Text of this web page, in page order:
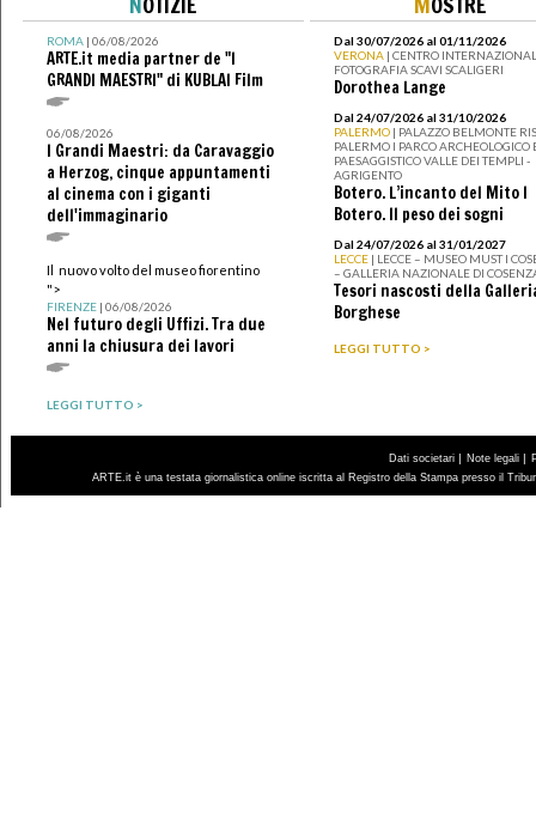
ROMA| 06/08/2026
ARTE.it media partner de "I
GRANDI MAESTRI" di KUBLAI Film
06/08/2026
I Grandi Maestri: da Caravaggio
a Herzog, cinque appuntamenti
al cinema con i giganti
dell'immaginario
Il nuovo volto del museo fiorentino
">
FIRENZE| 06/08/2026
Nel futuro degli Uffizi. Tra due
anni la chiusura dei lavori
LEGGI TUTTO >
Dal 30/07/2026 al 01/11/2026
VERONA | CENTRO
FOTOGRAFIA SCAVI SCALIGERI
Dorothea Lange
Dal 24/07/2026 al 31/10/2026
PALERMO | PALAZZO BELMONTE
PALERMO I PARCO ARCHEOLOGICO
PAESAGGISTICO VALLE DEI TEMPLI -
AGRIGENTO
Botero. L’incanto del Mito I
Botero. Il peso dei sogni
Dal 24/07/2026 al 31/01/2027
LECCE | LECCE – MUSEO MUST I
– GALLERIA NAZIONALE DI
Tesori nascosti della
Borghese
LEGGI TUTTO >
Dati societari Note legali
ARTE.it è una testata giornalistica online iscritta al Registro della Stampa presso il